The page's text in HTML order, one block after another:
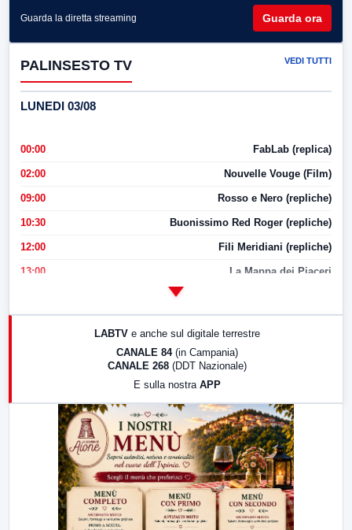
Guarda la diretta streaming Guarda ora
PALINSESTO TV VEDI TUTTI
LUNEDI 03/08
00:00 FabLab (replica)
02:00 Nouvelle Vouge (Film)
09:00 Rosso e Nero (repliche)
10:30 Buonissimo Red Roger (repliche)
12:00 Fili Meridiani (repliche)
13:00 La Mappa dei Piaceri
LabNews (replica)
LABTV e anche sul digitale terrestre
CANALE 84 (in Campania)
CANALE 268 (DDT Nazionale)
E sulla nostra APP